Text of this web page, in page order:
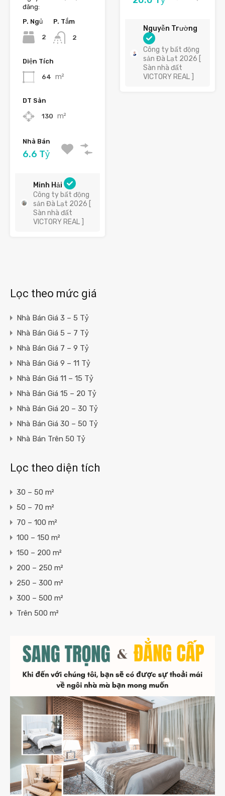
đăng:
P. Ngủ
2
P. Tắm
2
Diện Tích
64 m²
DT Sàn
130 m²
Nhà Bán
6.6 Tỷ
Minh Hải
Công ty bất động
sản Đà Lạt 2026 [
Sàn nhà đất
VICTORY REAL ]
Nguyễn Trường
Công ty bất động
sản Đà Lạt 2026 [
Sàn nhà đất
VICTORY REAL ]
Lọc theo mức giá
Nhà Bán Giá 3 – 5 Tỷ
Nhà Bán Giá 5 – 7 Tỷ
Nhà Bán Giá 7 – 9 Tỷ
Nhà Bán Giá 9 – 11 Tỷ
Nhà Bán Giá 11 – 15 Tỷ
Nhà Bán Giá 15 – 20 Tỷ
Nhà Bán Giá 20 – 30 Tỷ
Nhà Bán Giá 30 – 50 Tỷ
Nhà Bán Trên 50 Tỷ
Lọc theo diện tích
30 – 50 m²
50 – 70 m²
70 – 100 m²
100 – 150 m²
150 – 200 m²
200 – 250 m²
250 – 300 m²
300 – 500 m²
Trên 500 m²